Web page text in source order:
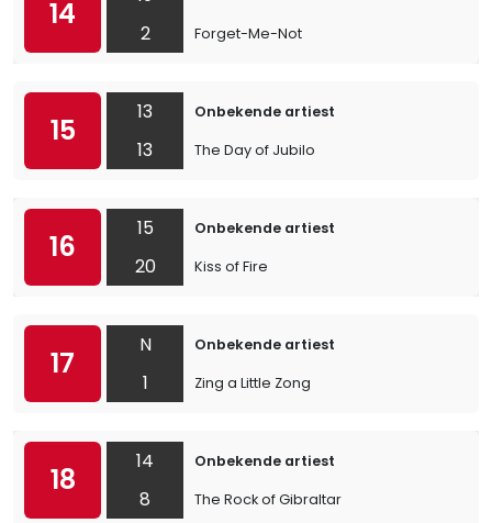
14
2
Forget-Me-Not
15
13
13
Onbekende artiest
The Day of Jubilo
16
15
20
Onbekende artiest
Kiss of Fire
17
N
1
Onbekende artiest
Zing a Little Zong
18
14
8
Onbekende artiest
The Rock of Gibraltar